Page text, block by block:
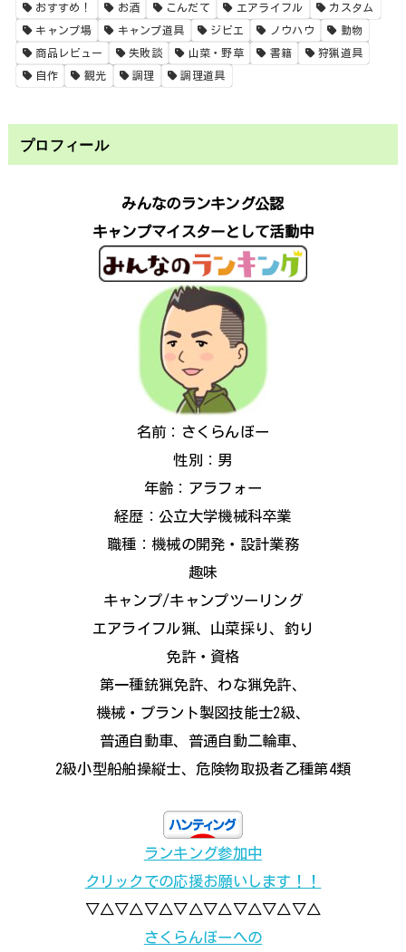
おすすめ！ お酒 こんだて エアライフル カスタム
キャンプ場 キャンプ道具 ジビエ ノウハウ 動物
商品レビュー 失敗談 山菜・野草 書籍 狩猟道具
自作 観光 調理 調理道具
プロフィール
みんなのランキング公認
キャンプマイスターとして活動中
名前：さくらんぼー
性別：男
年齢：アラフォー
経歴：公立大学機械科卒業
職種：機械の開発・設計業務
趣味
キャンプ/キャンプツーリング
エアライフル猟、山菜採り、釣り
免許・資格
第一種銃猟免許、わな猟免許、
機械・プラント製図技能士2級、
普通自動車、普通自動二輪車、
2級小型船舶操縦士、危険物取扱者乙種第4類
ランキング参加中
クリックでの応援お願いします！！
▽△▽△▽△▽△▽△▽△▽△▽△
さくらんぼーへの